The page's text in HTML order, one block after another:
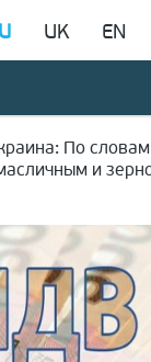
UK EN
По
и